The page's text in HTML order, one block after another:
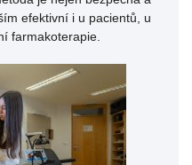
efektivní i u pacientů, u
farmakoterapie.